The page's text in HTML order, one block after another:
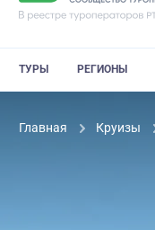
ТУРЫ РЕГИОНЫ
Главная Круизы